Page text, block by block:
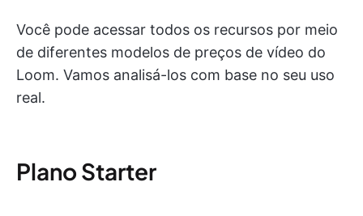
Você pode acessar todos os recursos por meio
de diferentes modelos de preços de vídeo do
Loom. Vamos analisá-los com base no seu uso
real.
Plano Starter